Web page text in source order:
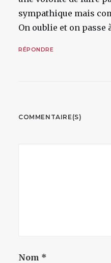
sympathique mais
On oublie et on passe
RÉPONDRE
COMMENTAIRE(S)
Nom *